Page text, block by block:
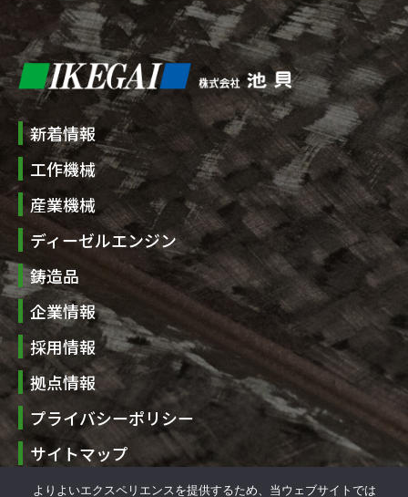
新着情報
工作機械
産業機械
ディーゼルエンジン
鋳造品
企業情報
採用情報
拠点情報
プライバシーポリシー
サイトマップ
お問い合わせ
よりよいエクスペリエンスを提供するため、当ウェブサイトでは